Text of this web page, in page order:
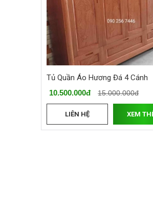
Tủ Quần Áo Hương Đá 4 Cánh
10.500.000đ 15.000.000đ
LIÊN HỆ XEM